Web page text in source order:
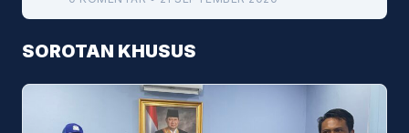
SOROTAN KHUSUS